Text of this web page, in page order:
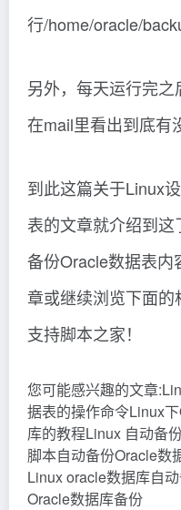
行/home/oracle/
另外，每天运行完
在mail里看出到底有
到此这篇关于Linux
表的文章就介绍到
备份Oracle数据表
章或继续浏览下面
支持脚本之家！
您可能感兴趣的文章
据表的操作命令Linux
库的教程Linux 自动备
脚本自动备份Oracle数
Linux oracle数据库自
Oracle数据库备份